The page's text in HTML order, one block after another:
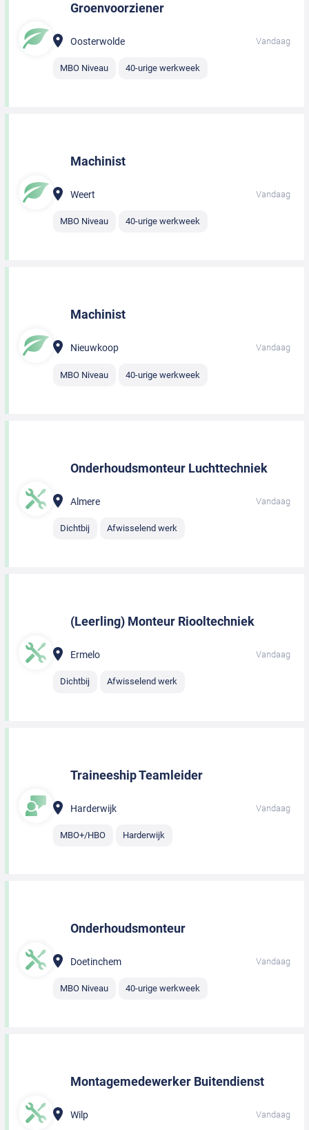
Groenvoorziener
Oosterwolde Vandaag
MBO Niveau 40-urige werkweek
Machinist
Weert Vandaag
MBO Niveau 40-urige werkweek
Machinist
Nieuwkoop Vandaag
MBO Niveau 40-urige werkweek
Onderhoudsmonteur Luchttechniek
Almere Vandaag
Dichtbij Afwisselend werk
(Leerling) Monteur Riooltechniek
Ermelo Vandaag
Dichtbij Afwisselend werk
Traineeship Teamleider
Harderwijk Vandaag
MBO+/HBO Harderwijk
Onderhoudsmonteur
Doetinchem Vandaag
MBO Niveau 40-urige werkweek
Montagemedewerker Buitendienst
Wilp Vandaag